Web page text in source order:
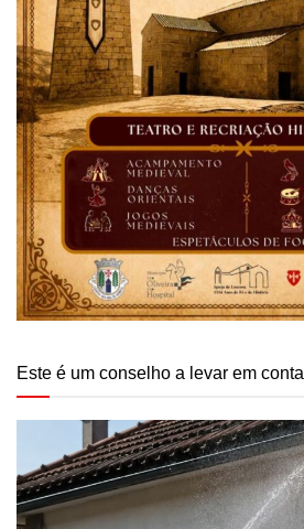
Este é um conselho a levar em conta